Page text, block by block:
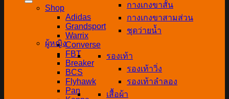
Shop
Adidas
Grandsport
Warrix
Converse
FBT
Breaker
BCS
Flyhawk
Pan
กางเกงขาสั้น
กางเกงขาสามส่วน
ชุดว่ายน้ำ
ผู้หญิง
รองเท้า
รองเท้าวิ่ง
รองเท้าลำลอง
เสื้อผ้า